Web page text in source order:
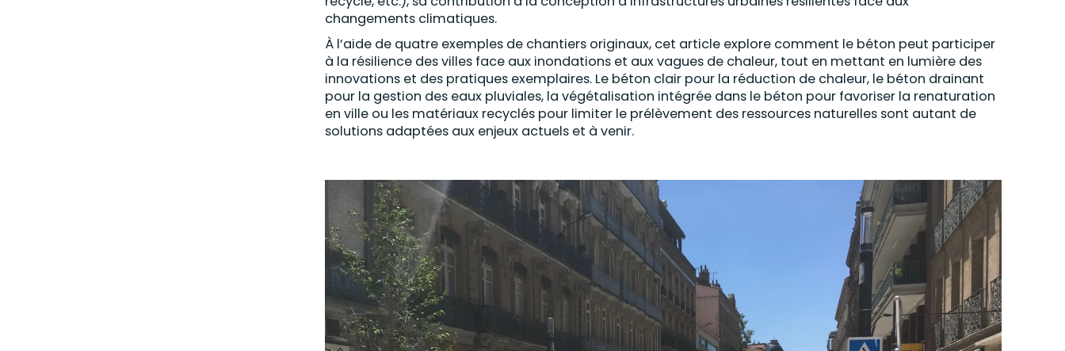
changements climatiques.
À l’aide de quatre exemples de chantiers originaux, cet article explore comment le béton peut participer
à la résilience des villes face aux inondations et aux vagues de chaleur, tout en mettant en lumière des
innovations et des pratiques exemplaires. Le béton clair pour la réduction de chaleur, le béton drainant
pour la gestion des eaux pluviales, la végétalisation intégrée dans le béton pour favoriser la renaturation
en ville ou les matériaux recyclés pour limiter le prélèvement des ressources naturelles sont autant de
solutions adaptées aux enjeux actuels et à venir.